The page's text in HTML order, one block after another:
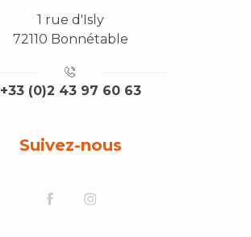
1 rue d'Isly
72110 Bonnétable
+33 (0)2 43 97 60 63
Suivez-nous